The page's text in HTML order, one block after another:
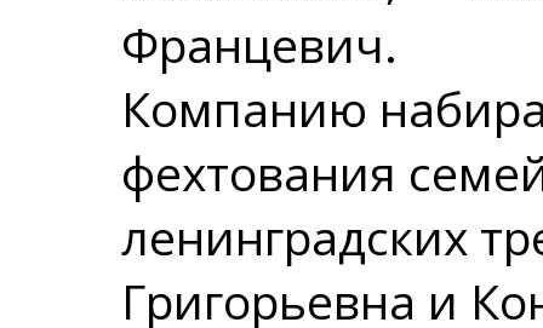
Францевич.
Компанию
фехтования
ленинградских
Григорьевна и